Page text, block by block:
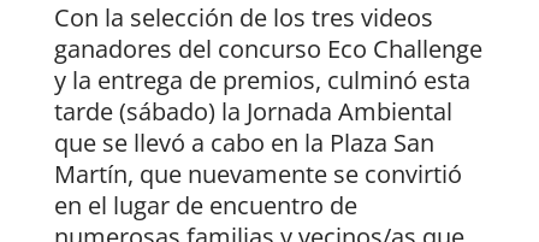
Con la selección de los tres videos
ganadores del concurso Eco Challenge
y la entrega de premios, culminó esta
tarde (sábado) la Jornada Ambiental
que se llevó a cabo en la Plaza San
Martín, que nuevamente se convirtió
en el lugar de encuentro de